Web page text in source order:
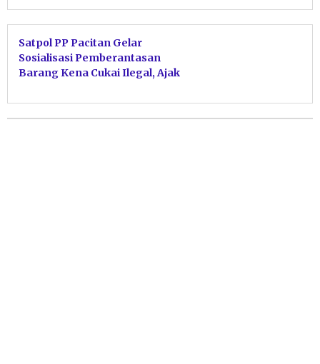
Satpol PP Pacitan Gelar
Sosialisasi Pemberantasan
Barang Kena Cukai Ilegal, Ajak